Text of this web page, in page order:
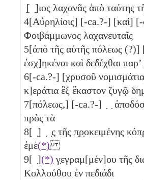
̣[ ̣]ιος λαχανᾶς ἀπὸ ταύτης
4[Αὐρηλίοις] [-ca.?-] [καὶ]
Φοιβάμμωνος λαχανευταῖς
5[ἀπὸ τῆς αὐτῆς πόλεως (?)]
ἐσχ]ηκέναι καὶ δεδέχθαι παρ’
6[-ca.?-] [χρυσοῦ
κ]εράτια ἓξ ἕκαστον ζυγῷ
7[πόλεως,] [-ca.?-]
πρὸς τὰ
8[ ̣] ̣ ̣ς τῆς π̣ρ̣οκειμένης
ἐμὲ(*)
9[ ̣](*) γ̣εγραμ[μέν]ου τῆς
Κολλούθου ἐν πεδιάδι